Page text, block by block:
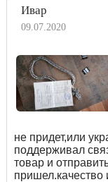
Ивар
09.07.2020
не придет,или
поддерживал
товар и
пришел.качество